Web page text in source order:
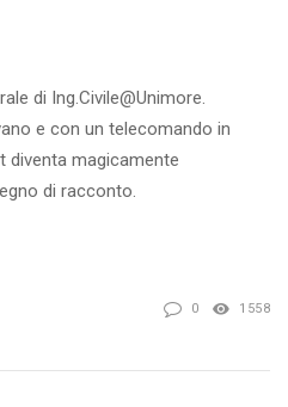
di Ing.Civile@Unimore.
e con un telecomando in
diventa magicamente
di racconto.
0 1558